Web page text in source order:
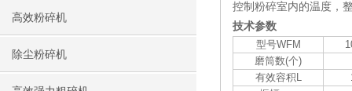
高效粉碎机
除尘粉碎机
控制粉碎室内的温度，
技术参数
型号WFM
磨筒数(个)
有效容积L